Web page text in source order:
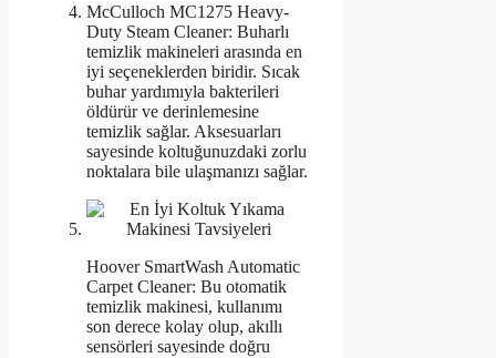
McCulloch MC1275 Heavy-
Duty Steam Cleaner: Buharlı
temizlik makineleri arasında en
iyi seçeneklerden biridir. Sıcak
buhar yardımıyla bakterileri
öldürür ve derinlemesine
temizlik sağlar. Aksesuarları
sayesinde koltuğunuzdaki zorlu
noktalara bile ulaşmanızı sağlar.
Hoover SmartWash Automatic
Carpet Cleaner: Bu otomatik
temizlik makinesi, kullanımı
son derece kolay olup, akıllı
sensörleri sayesinde doğru